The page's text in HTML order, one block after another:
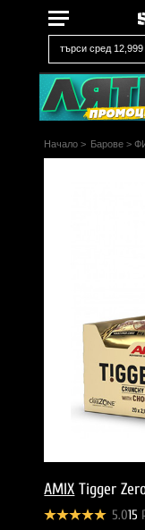
Начало > Барове >
AMIX Tigger
5.015